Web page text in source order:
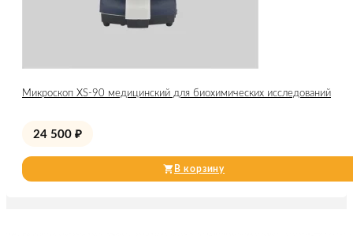
Микроскоп XS-90 медицинский для биохимических исследований
24 500 ₽
В корзину